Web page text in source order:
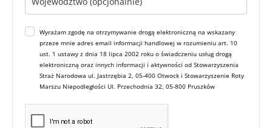
Wyrażam zgodę na otrzymywanie drogą elektroniczną na wskazany
przeze mnie adres email informacji handlowej w rozumieniu art. 10
ust. 1 ustawy z dnia 18 lipca 2002 roku o świadczeniu usług drogą
elektroniczną oraz innych informacji i aktywności od Stowarzyszenia
Straż Narodowa ul. Jastrzębia 2, 05-400 Otwock i Stowarzyszenie Roty
Marszu Niepodległości Ul. Przechodnia 32, 05-800 Pruszków